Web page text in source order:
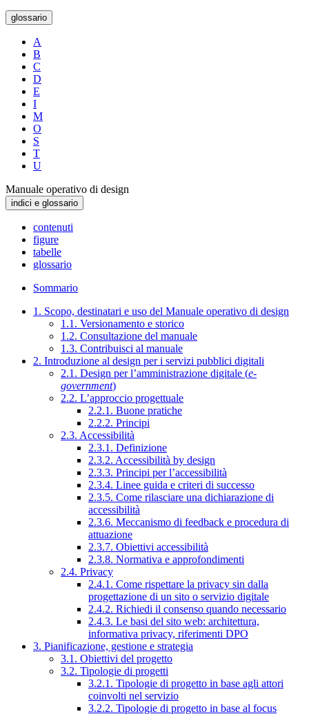
glossario
A
B
C
D
E
I
M
O
S
T
U
Manuale operativo di design
indici e glossario
contenuti
figure
tabelle
glossario
Sommario
1. Scopo, destinatari e uso del Manuale operativo di design
1.1. Versionamento e storico
1.2. Consultazione del manuale
1.3. Contribuisci al manuale
2. Introduzione al design per i servizi pubblici digitali
2.1. Design per l’amministrazione digitale (e-
government)
2.2. L’approccio progettuale
2.2.1. Buone pratiche
2.2.2. Principi
2.3. Accessibilità
2.3.1. Definizione
2.3.2. Accessibilità by design
2.3.3. Principi per l’accessibilità
2.3.4. Linee guida e criteri di successo
2.3.5. Come rilasciare una dichiarazione di
accessibilità
2.3.6. Meccanismo di feedback e procedura di
attuazione
2.3.7. Obiettivi accessibilità
2.3.8. Normativa e approfondimenti
2.4. Privacy
2.4.1. Come rispettare la privacy sin dalla
progettazione di un sito o servizio digitale
2.4.2. Richiedi il consenso quando necessario
2.4.3. Le basi del sito web: architettura,
informativa privacy, riferimenti DPO
3. Pianificazione, gestione e strategia
3.1. Obiettivi del progetto
3.2. Tipologie di progetti
3.2.1. Tipologie di progetto in base agli attori
coinvolti nel servizio
3.2.2. Tipologie di progetto in base al focus